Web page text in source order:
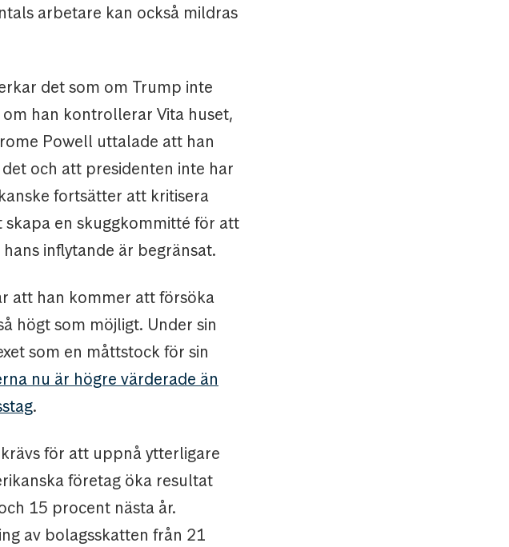
arbetare kan också mildras
det som om Trump inte
han kontrollerar Vita huset,
Powell uttalade att han
och att presidenten inte har
fortsätter att kritisera
en skuggkommitté för att
inflytande är begränsat.
att han kommer att försöka
högt som möjligt. Under sin
som en måttstock för sin
nu är högre värderade än
.
för att uppnå ytterligare
företag öka resultat
15 procent nästa år.
av bolagsskatten från 21